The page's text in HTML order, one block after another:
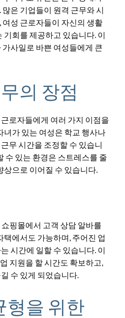
은 기업들이 원격 근무와 시
성 근로자들이 자신의 생활
기회를 제공하고 있습니다. 이
사일로 바쁜 여성들에게 큰
의 장점
로자들에게 여러 가지 이점을
녀가 있는 여성은 학교 행사나
무 시간을 조정할 수 있습니
수 있는 환경은 스트레스를 줄
상으로 이어질 수 있습니다.
핑몰에서 고객 상담 알바를
택에서도 가능하며, 주어진 업
시간에 일할 수 있습니다. 이
지원을 할 시간도 확보하고,
수 있게 되었습니다.
형을 위한